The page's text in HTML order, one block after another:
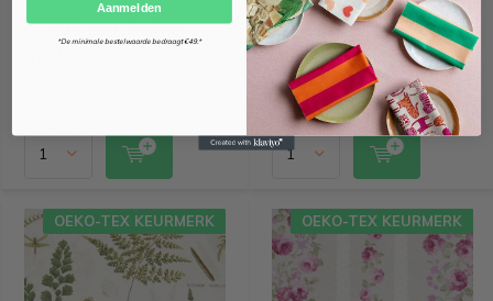
€ 7,95 per halve
€ 7,95 per halve
meter
Vergelijk
OEKO-TEX KEURMERK OEKO-TEX KEURMERK
Aanmelden
*De minimale bestelwaarde bedraagt €49.*